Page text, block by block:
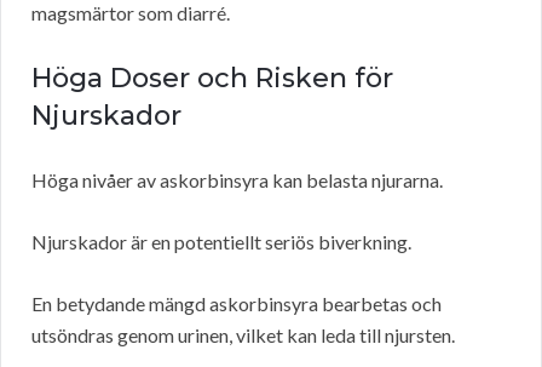
magsmärtor som diarré.
Höga Doser och Risken för
Njurskador
Höga nivåer av askorbinsyra kan belasta njurarna.
Njurskador är en potentiellt seriös biverkning.
En betydande mängd askorbinsyra bearbetas och
utsöndras genom urinen, vilket kan leda till njursten.